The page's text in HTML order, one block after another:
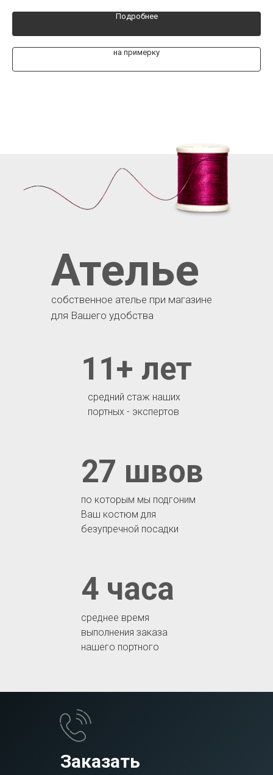
Подробнее
на примерку
среднее время
выполнения заказа
нашего портного
4 часа
по которым мы подгоним
Ваш костюм для
безупречной посадки
27 швов
средний стаж наших
портных - экспертов
11+ лет
Ателье
собственное ателье при магазине
для Вашего удобства
Заказать